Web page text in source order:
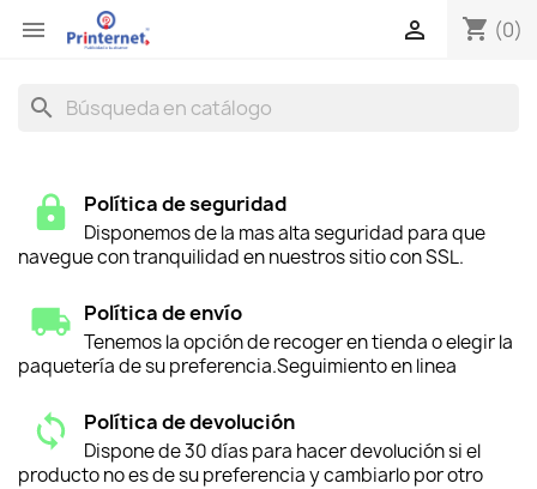
 shopping_cart (0)

search
Política de seguridad
Disponemos de la mas alta seguridad para que
navegue con tranquilidad en nuestros sitio con SSL.
Política de envío
Tenemos la opción de recoger en tienda o elegir la
paquetería de su preferencia.Seguimiento en linea
Política de devolución
Dispone de 30 días para hacer devolución si el
producto no es de su preferencia y cambiarlo por otro